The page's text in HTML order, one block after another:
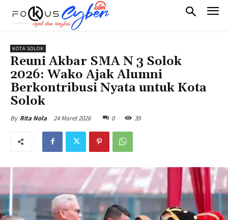
KOTA SOLOK
Reuni Akbar SMA N 3 Solok
2026: Wako Ajak Alumni
Berkontribusi Nyata untuk Kota
Solok
By Rita Nola 24 Maret 2026 0 39